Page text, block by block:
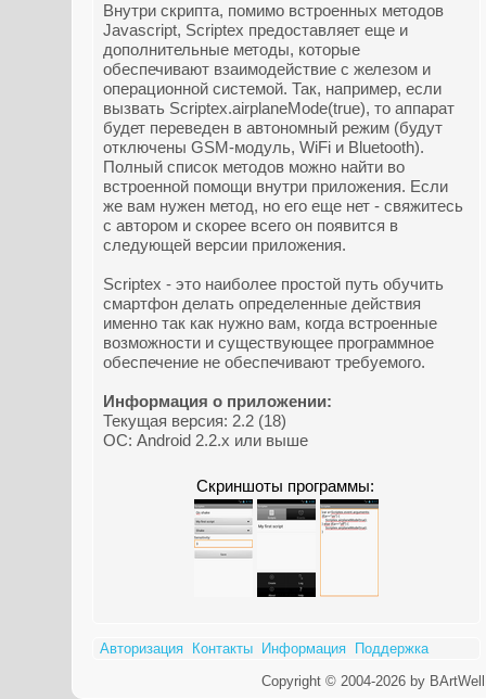
Внутри скрипта, помимо встроенных методов
Javascript, Scriptex предоставляет еще и
дополнительные методы, которые
обеспечивают взаимодействие с железом и
операционной системой. Так, например, если
вызвать Scriptex.airplaneMode(true), то аппарат
будет переведен в автономный режим (будут
отключены GSM-модуль, WiFi и Bluetooth).
Полный список методов можно найти во
встроенной помощи внутри приложения. Если
же вам нужен метод, но его еще нет - свяжитесь
с автором и скорее всего он появится в
следующей версии приложения.
Scriptex - это наиболее простой путь обучить
смартфон делать определенные действия
именно так как нужно вам, когда встроенные
возможности и существующее программное
обеспечение не обеспечивают требуемого.
Информация о приложении:
Текущая версия: 2.2 (18)
ОС: Android 2.2.x или выше
Скриншоты программы:
Авторизация Контакты Информация
Поддержка
Copyright © 2004-2026 by BArtWell